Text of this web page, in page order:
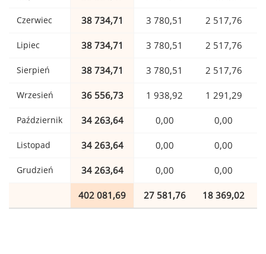
Czerwiec 38 734,71 3 780,51 2 517,76
Lipiec 38 734,71 3 780,51 2 517,76
Sierpień 38 734,71 3 780,51 2 517,76
Wrzesień 36 556,73 1 938,92 1 291,29
Październik 34 263,64 0,00 0,00
Listopad 34 263,64 0,00 0,00
Grudzień 34 263,64 0,00 0,00
402 081,69 27 581,76 18 369,02